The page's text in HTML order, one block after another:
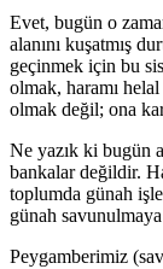
Evet, bugün o
alanını kuşatmış
geçinmek için bu
olmak, haramı
olmak değil; ona
Ne yazık ki bugün
bankalar değildir.
toplumda günah
günah
Peygamberimiz